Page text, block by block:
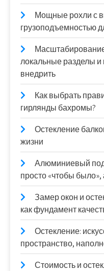
Мощные рохли с
грузоподъемностью
локальные разделы и
внедрить
Как выбрать
гирлянды бахромы?
Остекление
жизни
Алюминиевый
просто «чтобы
Замер окон и
как фундамент
Остекление:
пространство,
Стоимость и